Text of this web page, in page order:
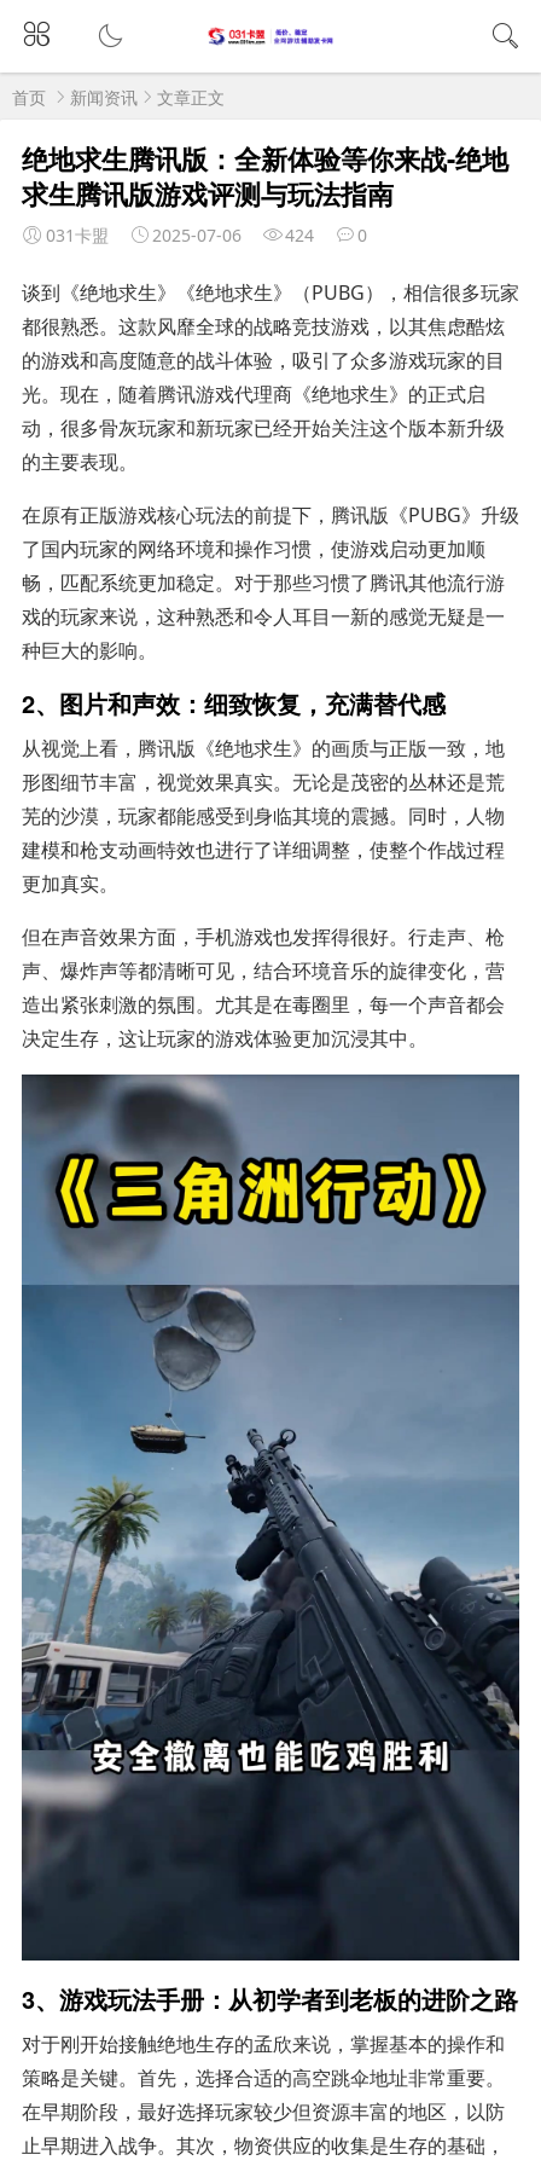
首页 新闻资讯 文章正文
绝地求生腾讯版：全新体验等你来战-绝地
求生腾讯版游戏评测与玩法指南
031卡盟 2025-07-06 424 0
谈到《绝地求生》《绝地求生》（PUBG），相信很多玩家
都很熟悉。这款风靡全球的战略竞技游戏，以其焦虑酷炫
的游戏和高度随意的战斗体验，吸引了众多游戏玩家的目
光。现在，随着腾讯游戏代理商《绝地求生》的正式启
动，很多骨灰玩家和新玩家已经开始关注这个版本新升级
的主要表现。
在原有正版游戏核心玩法的前提下，腾讯版《PUBG》升级
了国内玩家的网络环境和操作习惯，使游戏启动更加顺
畅，匹配系统更加稳定。对于那些习惯了腾讯其他流行游
戏的玩家来说，这种熟悉和令人耳目一新的感觉无疑是一
种巨大的影响。
2、图片和声效：细致恢复，充满替代感
从视觉上看，腾讯版《绝地求生》的画质与正版一致，地
形图细节丰富，视觉效果真实。无论是茂密的丛林还是荒
芜的沙漠，玩家都能感受到身临其境的震撼。同时，人物
建模和枪支动画特效也进行了详细调整，使整个作战过程
更加真实。
但在声音效果方面，手机游戏也发挥得很好。行走声、枪
声、爆炸声等都清晰可见，结合环境音乐的旋律变化，营
造出紧张刺激的氛围。尤其是在毒圈里，每一个声音都会
决定生存，这让玩家的游戏体验更加沉浸其中。
3、游戏玩法手册：从初学者到老板的进阶之路
对于刚开始接触绝地生存的孟欣来说，掌握基本的操作和
策略是关键。首先，选择合适的高空跳伞地址非常重要。
在早期阶段，最好选择玩家较少但资源丰富的地区，以防
止早期进入战争。其次，物资供应的收集是生存的基础，